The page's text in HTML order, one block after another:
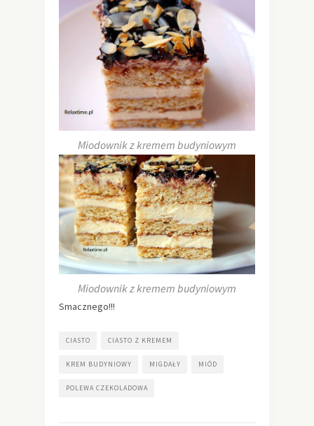
Miodownik z kremem budyniowym
Miodownik z kremem budyniowym
Smacznego!!!
CIASTO CIASTO Z KREMEM
KREM BUDYNIOWY MIGDAŁY MIÓD
POLEWA CZEKOLADOWA